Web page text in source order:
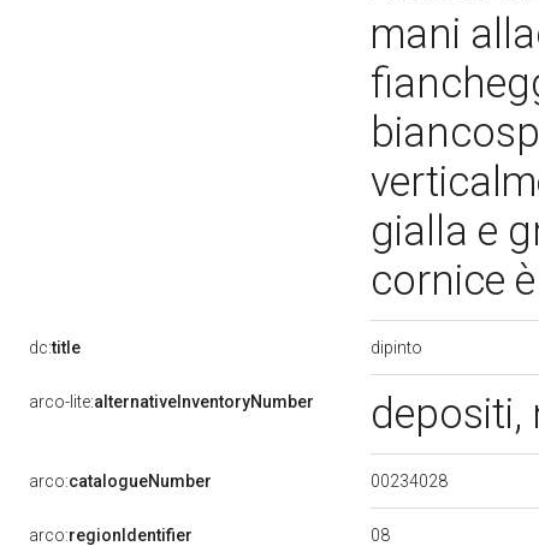
mani
gialla e
cornice
dc:title dipinto
arco-lite:alternativeInventoryNumber depositi,
arco:catalogueNumber 00234028
arco:regionIdentifier 08